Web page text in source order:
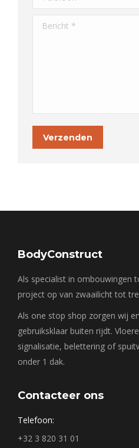
Bericht *
Verzenden
BodyConstruct
Als specialist in ombouwingen
project op van zwaailicht tot
Als one stop shop zorgen wij
gebruiksklaar buiten rijdt.
signalisatie, belettering of
onder 1 dak.
Contacteer ons
Telefoon:
+32 3 820 31 01